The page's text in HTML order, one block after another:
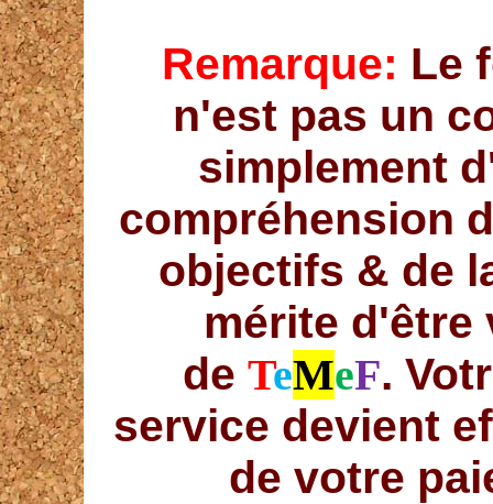
Remarque: Le
n'est pas un
simplement
compréhension
objectifs & de
mérite d'être
de TeMeF.
service devient
de votre